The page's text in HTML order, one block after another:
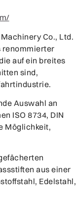
Co., Ltd.
renommierter
auf ein breites
sind,
Auswahl an
ISO 8734, DIN
Möglichkeit,
aus einer
Edelstahl,